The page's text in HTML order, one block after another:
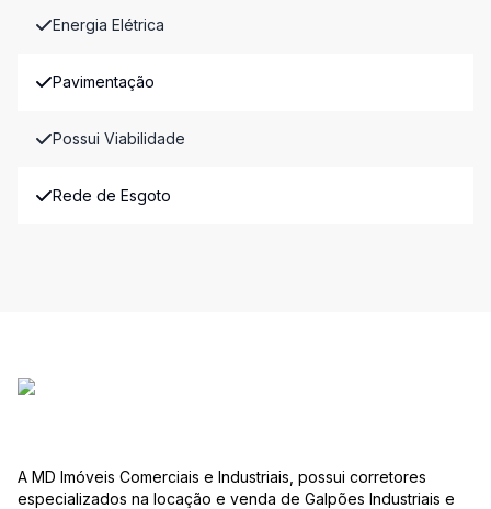
Energia Elétrica
Pavimentação
Possui Viabilidade
Rede de Esgoto
A MD Imóveis Comerciais e Industriais, possui corretores
especializados na locação e venda de Galpões Industriais e